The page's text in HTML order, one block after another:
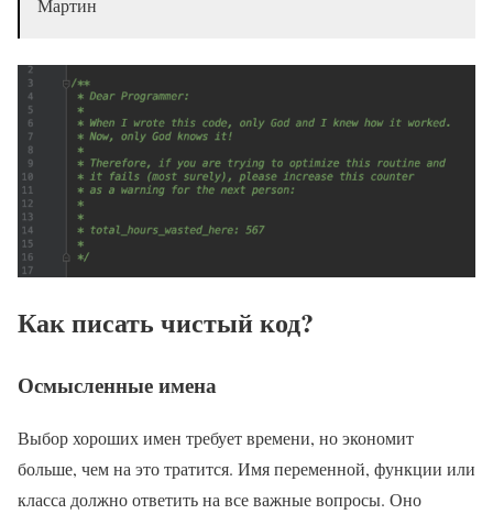
Мартин
Как писать чистый код?
Осмысленные имена
Выбор хороших имен требует времени, но экономит
больше, чем на это тратится. Имя переменной, функции или
класса должно ответить на все важные вопросы. Оно